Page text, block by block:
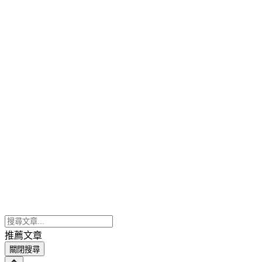
推薦文章
關閉搜尋